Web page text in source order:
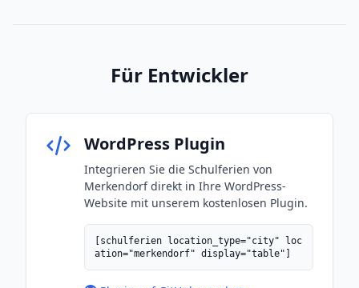
Für Entwickler
WordPress Plugin
Integrieren Sie die Schulferien von
Merkendorf direkt in Ihre WordPress-
Website mit unserem kostenlosen Plugin.
[schulferien location_type="city" loc
ation="merkendorf" display="table"]